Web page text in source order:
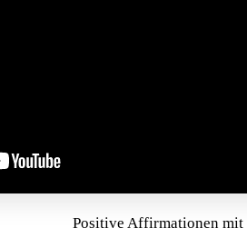
Positive Affirmationen mit